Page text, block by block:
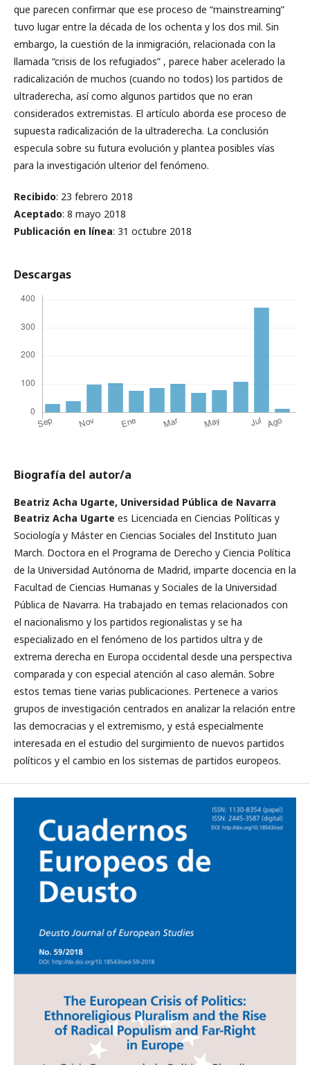
que parecen confirmar que ese proceso de “mainstreaming”
tuvo lugar entre la década de los ochenta y los dos mil. Sin
embargo, la cuestión de la inmigración, relacionada con la
llamada “crisis de los refugiados” , parece haber acelerado la
radicalización de muchos (cuando no todos) los partidos de
ultraderecha, así como algunos partidos que no eran
considerados extremistas. El artículo aborda ese proceso de
supuesta radicalización de la ultraderecha. La conclusión
especula sobre su futura evolución y plantea posibles vías
para la investigación ulterior del fenómeno.
Recibido: 23 febrero 2018
Aceptado: 8 mayo 2018
Publicación en línea: 31 octubre 2018
Descargas
Biografía del autor/a
Beatriz Acha Ugarte, Universidad Pública de Navarra
Beatriz Acha Ugarte es Licenciada en Ciencias Políticas y
Sociología y Máster en Ciencias Sociales del Instituto Juan
March. Doctora en el Programa de Derecho y Ciencia Política
de la Universidad Autónoma de Madrid, imparte docencia en la
Facultad de Ciencias Humanas y Sociales de la Universidad
Pública de Navarra. Ha trabajado en temas relacionados con
el nacionalismo y los partidos regionalistas y se ha
especializado en el fenómeno de los partidos ultra y de
extrema derecha en Europa occidental desde una perspectiva
comparada y con especial atención al caso alemán. Sobre
estos temas tiene varias publicaciones. Pertenece a varios
grupos de investigación centrados en analizar la relación entre
las democracias y el extremismo, y está especialmente
interesada en el estudio del surgimiento de nuevos partidos
políticos y el cambio en los sistemas de partidos europeos.